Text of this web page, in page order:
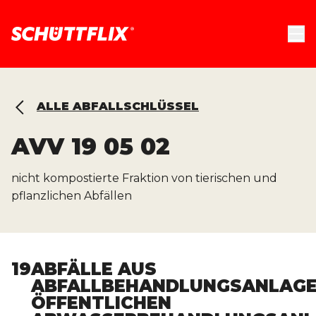
ALLE ABFALLSCHLÜSSEL
AVV 19 05 02
nicht kompostierte Fraktion von tierischen und
pflanzlichen Abfällen
19ABFÄLLE AUS
ÖFFENTLICHEN